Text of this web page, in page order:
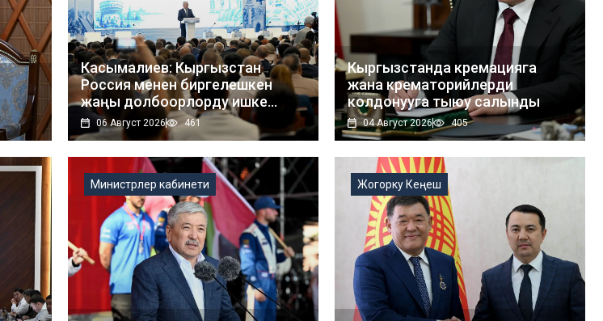
Касымалиев: Кыргызстан
Россия менен биргелешкен
жаңы долбоорлорду ишке
ашырууга кызыкдар
06 Август 2026 461
Кыргызстанда кремацияга
жана крематорийлерди
колдонууга тыюу салынды
04 Август 2026 405
Министрлер кабинети Жогорку Кеңеш